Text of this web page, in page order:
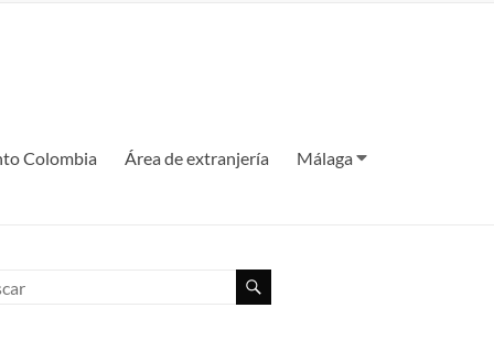
Colombia Área de extranjería
Málaga